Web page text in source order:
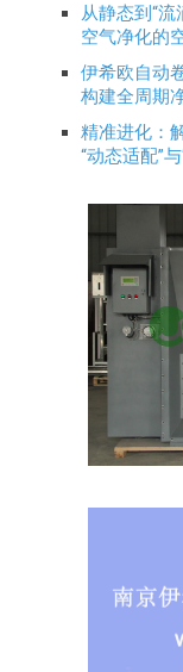
从静态到“
空气净化的
伊希欧自动
构建全周期
精准进化：
“动态适配”